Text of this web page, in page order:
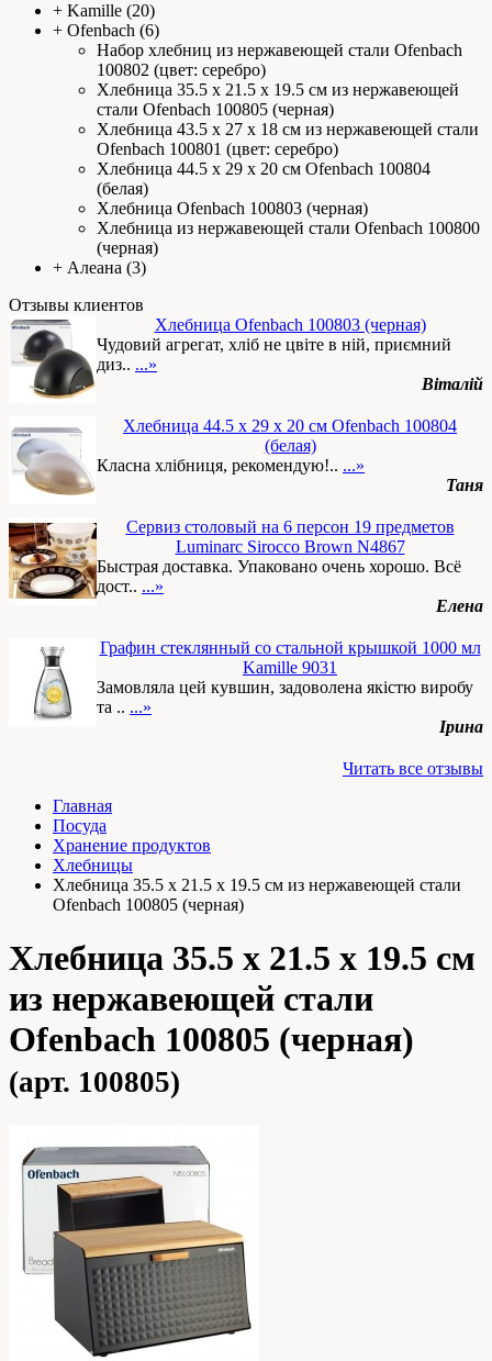
+ Kamille (20)
+ Ofenbach (6)
Набор хлебниц из нержавеющей стали Ofenbach
100802 (цвет: серебро)
Хлебница 35.5 х 21.5 х 19.5 см из нержавеющей
стали Ofenbach 100805 (черная)
Хлебница 43.5 х 27 х 18 см из нержавеющей стали
Ofenbach 100801 (цвет: серебро)
Хлебница 44.5 х 29 х 20 см Ofenbach 100804
(белая)
Хлебница Ofenbach 100803 (черная)
Хлебница из нержавеющей стали Ofenbach 100800
(черная)
+ Алеана (3)
Отзывы клиентов
Хлебница Ofenbach 100803 (черная)
Чудовий агрегат, хліб не цвіте в ній, приємний
диз.. ...»
Віталій
Хлебница 44.5 х 29 х 20 см Ofenbach 100804
(белая)
Класна хлібниця, рекомендую!.. ...»
Таня
Сервиз столовый на 6 персон 19 предметов
Luminarc Sirocco Brown N4867
Быстрая доставка. Упаковано очень хорошо. Всё
дост.. ...»
Елена
Графин стеклянный со стальной крышкой 1000 мл
Kamille 9031
Замовляла цей кувшин, задоволена якістю виробу
та .. ...»
Ірина
Читать все отзывы
Главная
Посуда
Хранение продуктов
Хлебницы
Хлебница 35.5 х 21.5 х 19.5 см из нержавеющей стали
Ofenbach 100805 (черная)
Хлебница 35.5 х 21.5 х 19.5 см
из нержавеющей стали
Ofenbach 100805 (черная)
(арт. 100805)